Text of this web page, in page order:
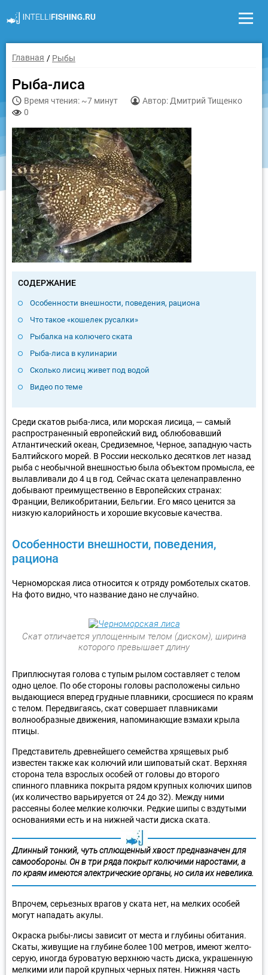
Главная Рыбы
Рыба-лиса
Время чтения: ~7 минут
Автор: Дмитрий Тищенко
0
СОДЕРЖАНИЕ
Особенности внешности, поведения, рациона
Что такое «кошелек русалки»
Рыбалка на колючего ската
Рыба-лиса в кулинарии
Сколько лисиц живет под водой
Видео по теме
Среди скатов рыба-лиса, или морская лисица, — самый
распространенный европейский вид, облюбовавший
Атлантический океан, Средиземное, Черное, западную часть
Балтийского морей. В России несколько десятков лет назад
рыба с необычной внешностью была объектом промысла, ее
вылавливали до 4 ц в год. Сейчас ската целенаправленно
добывают преимущественно в Европейских странах:
Франции, Великобритании, Бельгии. Его мясо ценится за
низкую калорийность и хорошие вкусовые качества.
Особенности внешности, поведения,
рациона
Черноморская лиса относится к отряду ромботелых скатов.
На фото видно, что название дано не случайно.
Скат отличается уплощенным телом (диском), ширина
которого превышает длину
Приплюснутая голова с тупым рылом составляет с телом
одно целое. По обе стороны головы расположены сильно
выдающиеся вперед грудные плавники, сросшиеся по краям
с телом. Передвигаясь, скат совершает плавниками
волнообразные движения, напоминающие взмахи крыла
птицы.
Представитель древнейшего семейства хрящевых рыб
известен также как колючий или шиповатый скат. Верхняя
сторона тела взрослых особей от головы до второго
спинного плавника покрыта рядом крупных колючих шипов
(их количество варьируется от 24 до 32). Между ними
рассеяны более мелкие колючки. Редкие шипы с вздутыми
основаниями есть и на нижней части диска ската.
Длинный тонкий, чуть сплющенный хвост предназначен для
самообороны. Он в три ряда покрыт колючими наростами, а
по краям имеются электрические органы, но сила их невелика.
Впрочем, серьезных врагов у ската нет, на мелких особей
могут нападать акулы.
Окраска рыбы-лисы зависит от места и глубины обитания.
Скаты, живущие на глубине более 100 метров, имеют желто-
серую, иногда буроватую верхнюю часть диска, украшенную
мелкими или парой крупных черных пятен. Нижняя часть